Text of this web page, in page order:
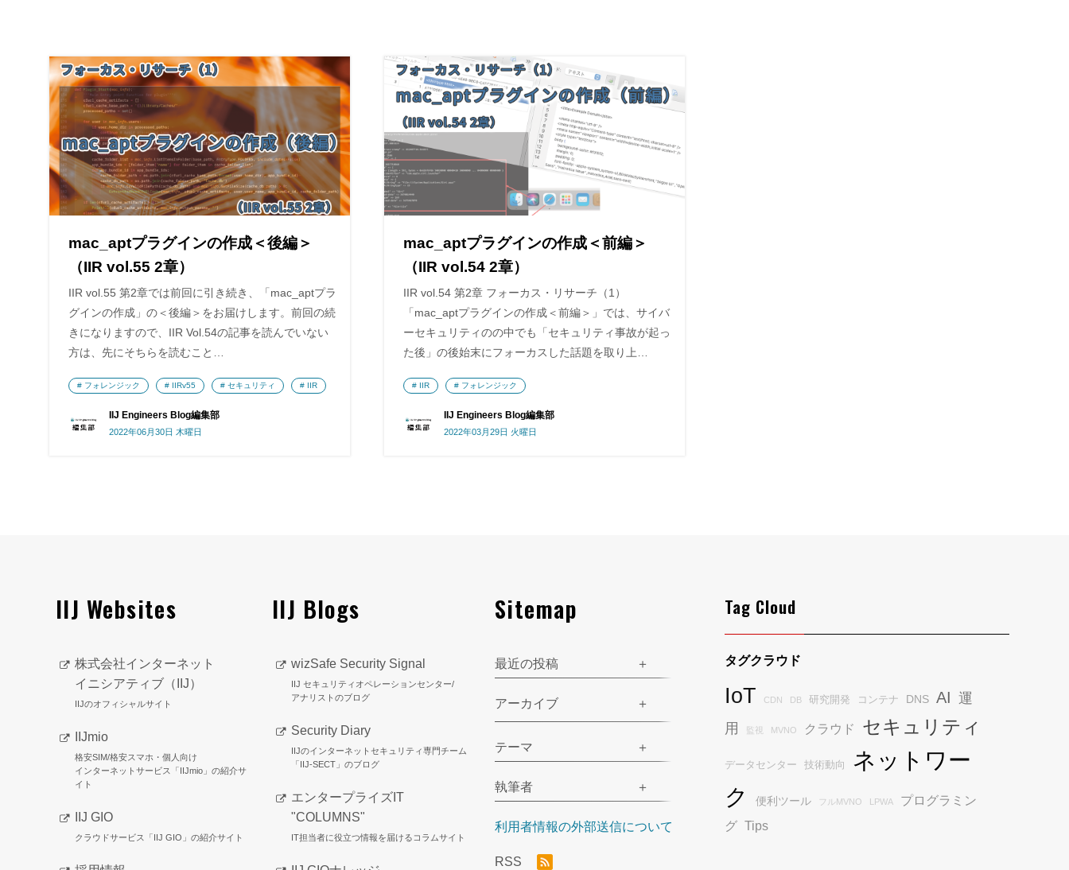
mac_aptプラグインの作成＜後編＞
（IIR vol.55 2章）
IIR vol.55 第2章では前回に引き続き、「mac_aptプラ
グインの作成」の＜後編＞をお届けします。前回の続
きになりますので、IIR Vol.54の記事を読んでいない
方は、先にそちらを読むこと…
IIJ Engineers Blog編集部
2022年06月30日 木曜日
フォレンジック IIRv55 セキュリティ IIR
mac_aptプラグインの作成＜前編＞
（IIR vol.54 2章）
IIR vol.54 第2章 フォーカス・リサーチ（1）
「mac_aptプラグインの作成＜前編＞」では、サイバ
ーセキュリティのの中でも「セキュリティ事故が起っ
た後」の後始末にフォーカスした話題を取り上…
IIJ Engineers Blog編集部
2022年03月29日 火曜日
IIR フォレンジック
IIJ Websites
株式会社インターネット
イニシアティブ（IIJ）
IIJのオフィシャルサイト
IIJmio
格安SIM/格安スマホ・個人向け
インターネットサービス「IIJmio」の紹介サ
イト
IIJ GIO
クラウドサービス「IIJ GIO」の紹介サイト
IIJ Blogs
wizSafe Security Signal
IIJ セキュリティオペレーションセンター/
アナリストのブログ
Security Diary
IIJのインターネットセキュリティ専門チーム
「IIJ-SECT」のブログ
エンタープライズIT
"COLUMNS"
IT担当者に役立つ情報を届けるコラムサイト
Sitemap
最近の投稿
アーカイブ
テーマ
執筆者
利用者情報の外部送信について
RSS
Tag Cloud
タグクラウド
IoT CDN DB 研究開発 コンテナ DNS AI 運
用
監視 MVNO クラウド セキュリティ
データセンター 技術動向
ネットワー
ク
便利ツール フルMVNO LPWA
プログラミン
グ Tips